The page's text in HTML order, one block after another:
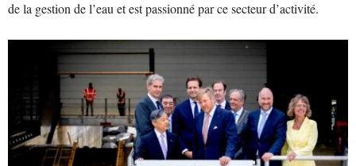
de la gestion de l’eau et est passionné par ce secteur d’activité.